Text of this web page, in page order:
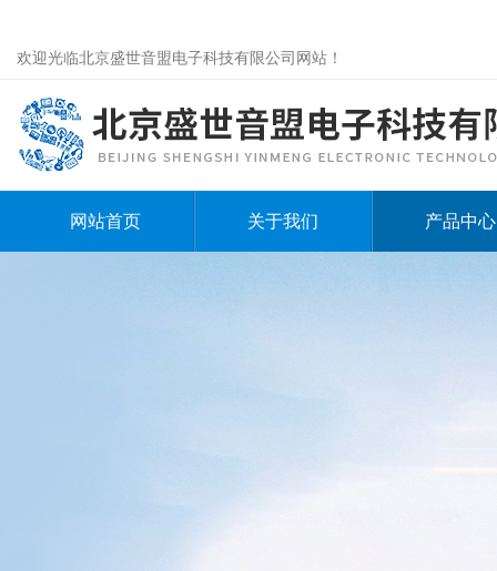
欢迎光临北京盛世音盟电子科技有限公司网站！
网站首页 关于我们 产品中心